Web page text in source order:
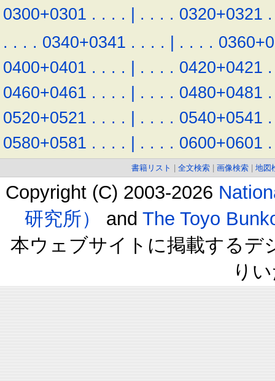
0300+0301 . . . . | . . . . 0320+0321 .
. . . . 0340+0341 . . . . | . . . .
0400+0401 . . . . | . . . . 0420+0421 .
0460+0461 . . . . | . . . . 0480+0481 .
0520+0521 . . . . | . . . . 0540+0541 .
0580+0581 . . . . | . . . . 0600+0601 .
書籍リスト 全文検索 画像検索 地図
Copyright (C) 2003-2026
研究所）
and The Toyo
本ウェブサイトに掲載するデ
り